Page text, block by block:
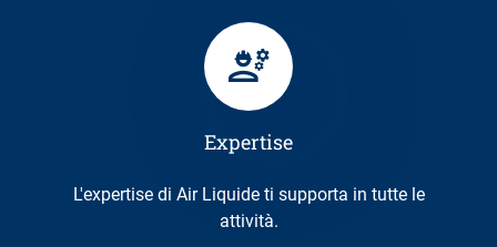
Expertise
L'expertise di Air Liquide ti supporta in tutte le
attività.